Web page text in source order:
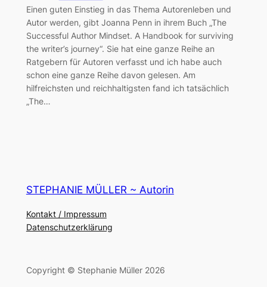
Einen guten Einstieg in das Thema Autorenleben und
Autor werden, gibt Joanna Penn in ihrem Buch „The
Successful Author Mindset. A Handbook for surviving
the writer’s journey“. Sie hat eine ganze Reihe an
Ratgebern für Autoren verfasst und ich habe auch
schon eine ganze Reihe davon gelesen. Am
hilfreichsten und reichhaltigsten fand ich tatsächlich
„The…
STEPHANIE MÜLLER ~ Autorin
Kontakt / Impressum
Datenschutzerklärung
Copyright © Stephanie Müller 2026